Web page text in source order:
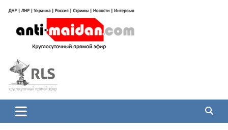
содержимому
Антимайдан: Гражданская война
на Украине
гражданской войне на Украине, включая события в Новороссии, ДНР,
ЛНР и других регионах.